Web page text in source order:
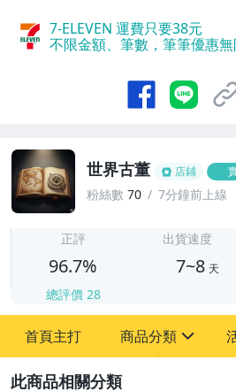
7-ELEVEN 運費只要38元
不限金額、筆數，筆筆優惠無
世界古董 店鋪
粉絲數 70 7分鐘前上線
正評
96.7%
總評價 28
出貨速度
7~8 天
首頁主打 商品分類
其它
[全店] 粉絲專享